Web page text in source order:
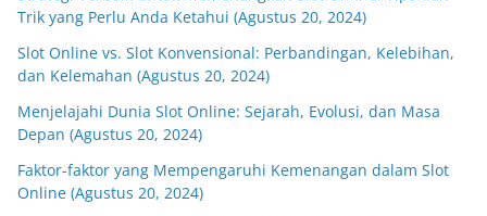
Trik yang Perlu Anda Ketahui (Agustus 20, 2024)
Slot Online vs. Slot Konvensional: Perbandingan, Kelebihan,
dan Kelemahan (Agustus 20, 2024)
Menjelajahi Dunia Slot Online: Sejarah, Evolusi, dan Masa
Depan (Agustus 20, 2024)
Faktor-faktor yang Mempengaruhi Kemenangan dalam Slot
Online (Agustus 20, 2024)